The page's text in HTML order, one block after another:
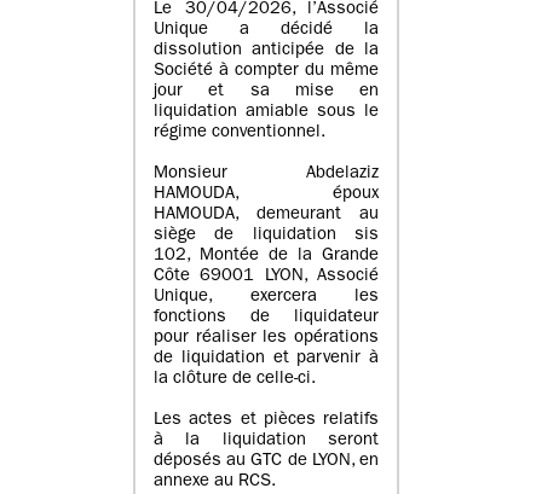
Le 30/04/2026, l’Associé
Unique a décidé la
dissolution anticipée de la
Société à compter du même
jour et sa mise en
liquidation amiable sous le
régime conventionnel.
Monsieur Abdelaziz
HAMOUDA, époux
HAMOUDA, demeurant au
siège de liquidation sis
102, Montée de la Grande
Côte 69001 LYON, Associé
Unique, exercera les
fonctions de liquidateur
pour réaliser les opérations
de liquidation et parvenir à
la clôture de celle-ci.
Les actes et pièces relatifs
à la liquidation seront
déposés au GTC de LYON, en
annexe au RCS.